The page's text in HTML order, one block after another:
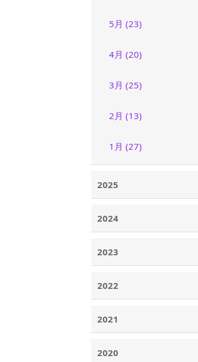
5月 (23)
4月 (20)
3月 (25)
2月 (13)
1月 (27)
2025
2024
2023
2022
2021
2020